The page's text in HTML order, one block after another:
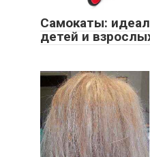
Самокаты:
детей и